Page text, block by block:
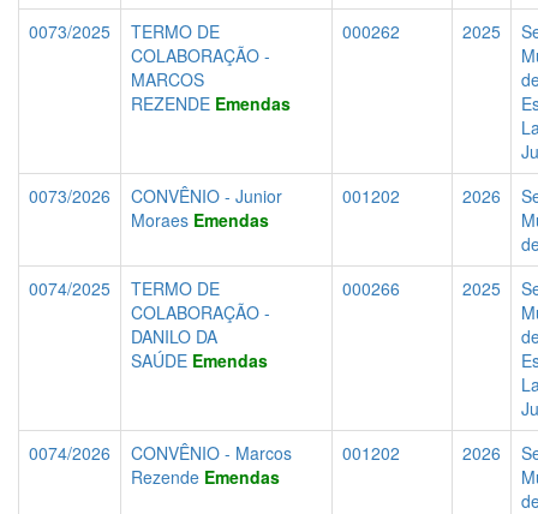
0073/2025
TERMO DE
COLABORAÇÃO -
MARCOS
REZENDE Emendas
000262 2025
0073/2026
CONVÊNIO - Junior
Moraes Emendas
001202 2026
0074/2025
TERMO DE
COLABORAÇÃO -
DANILO DA
SAÚDE Emendas
000266 2025
0074/2026
CONVÊNIO - Marcos
Rezende Emendas
001202 2026